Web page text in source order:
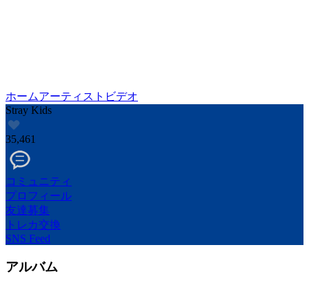
ホームアーティスト ビデオ
Stray Kids
35,461
コミュニティ
プロフィール
友達募集
トレカ交換
SNS Feed
アルバム